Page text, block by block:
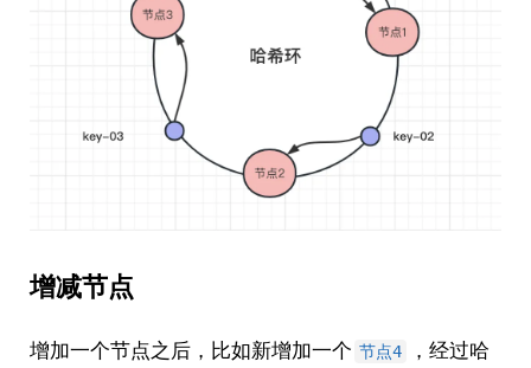
增减节点
增加一个节点之后，比如新增加一个 节点4
，经过哈